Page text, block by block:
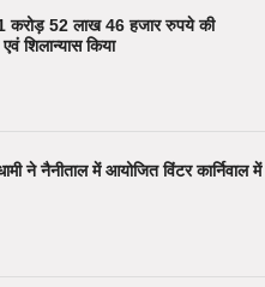
करोड़ 52 लाख 46 हजार रुपये की
शिलान्यास किया
ने नैनीताल में आयोजित विंटर कार्निवाल में